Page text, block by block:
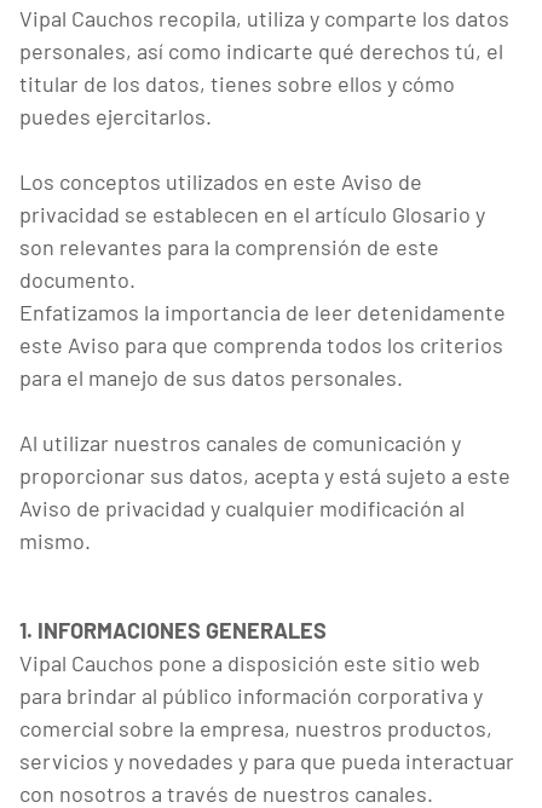
Vipal Cauchos recopila, utiliza y comparte los datos
personales, así como indicarte qué derechos tú, el
titular de los datos, tienes sobre ellos y cómo
puedes ejercitarlos.
Los conceptos utilizados en este Aviso de
privacidad se establecen en el artículo Glosario y
son relevantes para la comprensión de este
documento.
Enfatizamos la importancia de leer detenidamente
este Aviso para que comprenda todos los criterios
para el manejo de sus datos personales.
Al utilizar nuestros canales de comunicación y
proporcionar sus datos, acepta y está sujeto a este
Aviso de privacidad y cualquier modificación al
mismo.
1. INFORMACIONES GENERALES
Vipal Cauchos pone a disposición este sitio web
para brindar al público información corporativa y
comercial sobre la empresa, nuestros productos,
servicios y novedades y para que pueda interactuar
con nosotros a través de nuestros canales.